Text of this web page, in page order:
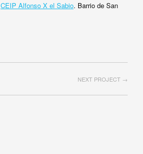
CEIP Alfonso X el Sabio. Barrio de San
NEXT PROJECT →